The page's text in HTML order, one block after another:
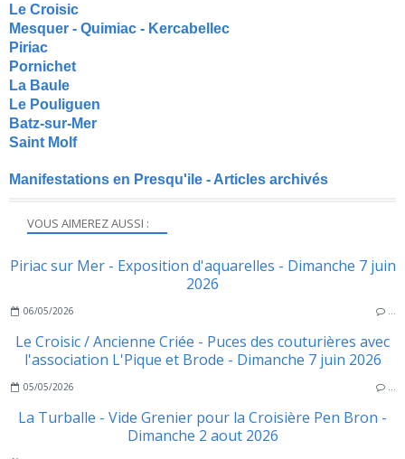
VOUS AIMEREZ AUSSI :
Piriac sur Mer - Exposition d'aquarelles - Dimanche 7 juin
2026
06/05/2026 …
Le Croisic / Ancienne Criée - Puces des couturières avec
l'association L'Pique et Brode - Dimanche 7 juin 2026
05/05/2026 …
La Turballe - Vide Grenier pour la Croisière Pen Bron -
Dimanche 2 aout 2026
Le Croisic
Mesquer - Quimiac - Kercabellec
Piriac
Pornichet
La Baule
Le Pouliguen
Batz-sur-Mer
Saint Molf
Manifestations en Presqu'ile - Articles archivés